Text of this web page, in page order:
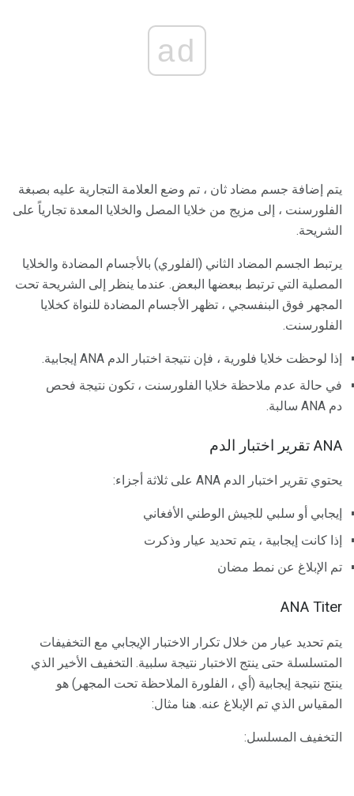
ad
يتم إضافة جسم مضاد ثان ، تم وضع العلامة التجارية عليه بصبغة
الفلورسنت ، إلى مزيج من خلايا المصل والخلايا المعدة تجارياً على
الشريحة.
يرتبط الجسم المضاد الثاني (الفلوري) بالأجسام المضادة والخلايا
المصلية التي ترتبط ببعضها البعض. عندما ينظر إلى الشريحة تحت
المجهر فوق البنفسجي ، تظهر الأجسام المضادة للنواة كخلايا
الفلورسنت.
إذا لوحظت خلايا فلورية ، فإن نتيجة اختبار الدم ANA إيجابية.
في حالة عدم ملاحظة خلايا الفلورسنت ، تكون نتيجة فحص
دم ANA سالبة.
ANA تقرير اختبار الدم
يحتوي تقرير اختبار الدم ANA على ثلاثة أجزاء:
إيجابي أو سلبي للجيش الوطني الأفغاني
إذا كانت إيجابية ، يتم تحديد عيار وذكرت
تم الإبلاغ عن نمط مضان
ANA Titer
يتم تحديد عيار من خلال تكرار الاختبار الإيجابي مع التخفيفات
المتسلسلة حتى ينتج الاختبار نتيجة سلبية. التخفيف الأخير الذي
ينتج نتيجة إيجابية (أي ، الفلورة الملاحظة تحت المجهر) هو
المقياس الذي تم الإبلاغ عنه. هنا مثال:
التخفيف المسلسل: